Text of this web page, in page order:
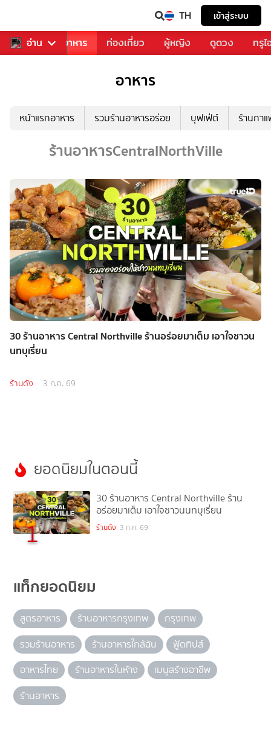
TH เข้าสู่ระบบ
อ่าน
การเพลง อาหาร ท่องเที่ยว ผู้หญิง ดูดวง ทรู
อาหาร
หน้าแรกอาหาร รวมร้านอาหารอร่อย บุฟเฟ่ต์ ร้านกา
ร้านอาหารCentralNorthVille
30 ร้านอาหาร Central Northville ร้านอร่อยมาเต็ม เอาใจชาวน
นทบุเรี่ยน
ร้านดัง 3 ก.ค. 69
ยอดนิยมในตอนนี้
1
30 ร้านอาหาร Central Northville ร้าน
อร่อยมาเต็ม เอาใจชาวนนทบุเรี่ยน
ร้านดัง 3 ก.ค. 69
แท็กยอดนิยม
สูตรอาหาร ร้านอาหารกรุงเทพ
กรุงเทพ
รวมร้านอาหาร
ร้านอาหารใกล้ฉัน
ฟู้ดทิปส์
อาหารไทย
ร้านอาหารในห้าง
เมนูสร้างอาชีพ
ร้านอาหาร